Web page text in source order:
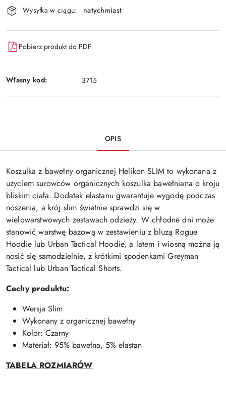
Wysyłka w ciągu: natychmiast
Pobierz produkt do PDF
Własny kod: 3715
OPIS
Koszulka z bawełny organicznej Helikon SLIM to wykonana z
użyciem surowców organicznych koszulka bawełniana o kroju
bliskim ciała. Dodatek elastanu gwarantuje wygodę podczas
noszenia, a krój slim świetnie sprawdzi się w
wielowarstwowych zestawach odzieży. W chłodne dni może
stanowić warstwę bazową w zestawieniu z bluzą Rogue
Hoodie lub Urban Tactical Hoodie, a latem i wiosną można ją
nosić się samodzielnie, z krótkimi spodenkami Greyman
Tactical lub Urban Tactical Shorts.
Cechy produktu:
Wersja Slim
Wykonany z organicznej bawełny
Kolor: Czarny
Materiał: 95% bawełna, 5% elastan
TABELA ROZMIARÓW